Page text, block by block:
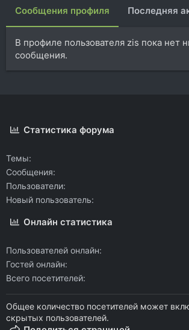
Сообщения профиля Последняя
В профиле пользователя zis пока нет
сообщения.
Статистика форума
Темы
Сообщения
Пользователи
Новый пользователь
Онлайн статистика
Пользователей онлайн
Гостей онлайн
Всего посетителей
Общее количество посетителей может
скрытых пользователей.